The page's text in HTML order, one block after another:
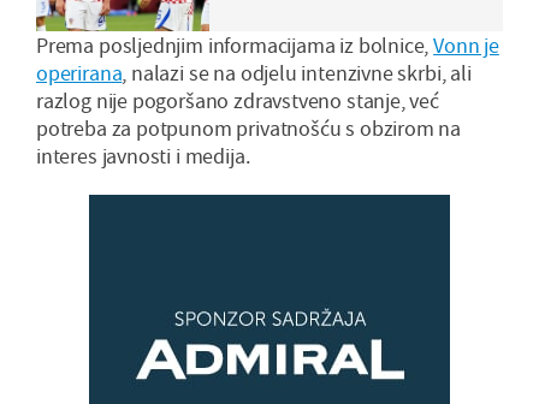
Prema posljednjim informacijama iz bolnice,Vonn je
operirana, nalazi se na odjelu intenzivne skrbi, ali
razlog nije pogoršano zdravstveno stanje, već
potreba za potpunom privatnošću s obzirom na
interes javnosti i medija.